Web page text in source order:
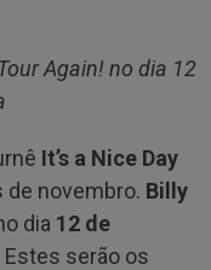
Again! no dia 12
It’s a Nice Day
de novembro. Billy
dia 12 de
Estes serão os